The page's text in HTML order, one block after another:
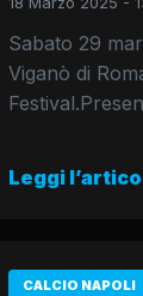
Sabato 29
Viganò di
Leggi
CALCIO NAPOLI